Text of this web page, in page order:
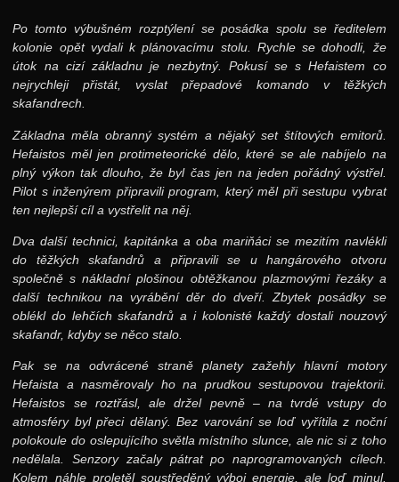
Po tomto výbušném rozptýlení se posádka spolu se ředitelem
kolonie opět vydali k plánovacímu stolu. Rychle se dohodli, že
útok na cizí základnu je nezbytný. Pokusí se s Hefaistem co
nejrychleji přistát, vyslat přepadové komando v těžkých
skafandrech.
Základna měla obranný systém a nějaký set štítových emitorů.
Hefaistos měl jen protimeteorické dělo, které se ale nabíjelo na
plný výkon tak dlouho, že byl čas jen na jeden pořádný výstřel.
Pilot s inženýrem připravili program, který měl při sestupu vybrat
ten nejlepší cíl a vystřelit na něj.
Dva další technici, kapitánka a oba mariňáci se mezitím navlékli
do těžkých skafandrů a připravili se u hangárového otvoru
společně s nákladní plošinou obtěžkanou plazmovými řezáky a
další technikou na vyrábění děr do dveří. Zbytek posádky se
oblékl do lehčích skafandrů a i kolonisté každý dostali nouzový
skafandr, kdyby se něco stalo.
Pak se na odvrácené straně planety zažehly hlavní motory
Hefaista a nasměrovaly ho na prudkou sestupovou trajektorii.
Hefaistos se roztřásl, ale držel pevně – na tvrdé vstupy do
atmosféry byl přeci dělaný. Bez varování se loď vyřítila z noční
polokoule do oslepujícího světla místního slunce, ale nic si z toho
nedělala. Senzory začaly pátrat po naprogramovaných cílech.
Kolem náhle proletěl soustředěný výboj energie, ale loď minul.